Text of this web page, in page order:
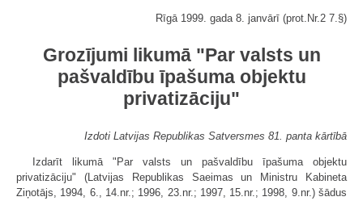
Rīgā 1999. gada 8. janvārī (prot.Nr.2 7.§)
Grozījumi likumā "Par valsts un
pašvaldību īpašuma objektu
privatizāciju"
Izdoti Latvijas Republikas Satversmes 81. panta kārtībā
Izdarīt likumā "Par valsts un pašvaldību īpašuma objektu
privatizāciju" (Latvijas Republikas Saeimas un Ministru Kabineta
Ziņotājs, 1994, 6., 14.nr.; 1996, 23.nr.; 1997, 15.nr.; 1998, 9.nr.) šādus